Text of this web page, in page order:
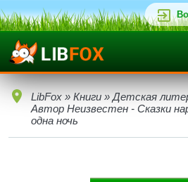
LibFox » Книги » Детская
Автор Неизвестен - Сказки
одна ночь